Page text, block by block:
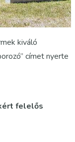
kiváló
címet nyerte
felelős